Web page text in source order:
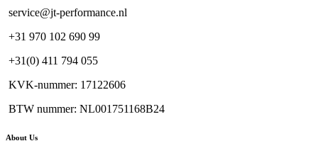
service@jt-performance.nl
+31 970 102 690 99
+31(0) 411 794 055
KVK-nummer: 17122606
BTW nummer: NL001751168B24
About Us